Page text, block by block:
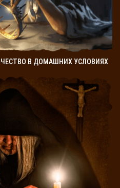
В ДОМАШНИХ УСЛОВИЯХ